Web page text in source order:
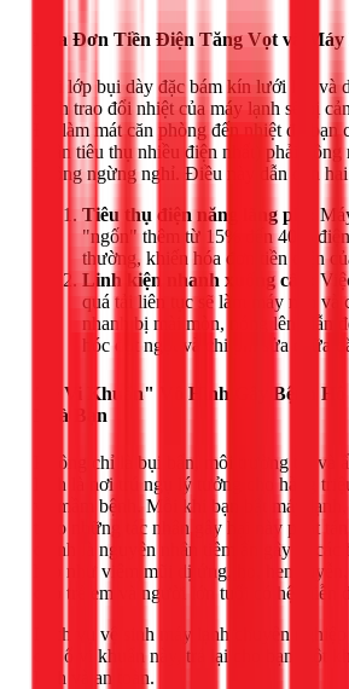
Hóa Đơn Tiền Điện Tăng Vọt và
Khi lớp bụi dày đặc bám kín lưới lọc và
trình trao đổi nhiệt của máy lạnh sẽ bị
Để làm mát căn phòng đến nhiệt độ bạn
phận tiêu thụ nhiều điện nhất) phải gồng
không ngừng nghỉ. Điều này dẫn đến
Tiêu thụ điện năng lãng phí:
"ngốn" thêm từ 15% đến 40%
thường, khiến hóa đơn tiền điện
Linh kiện nhanh xuống cấp:
quá tải liên tục sẽ làm máy nén và
nhanh bị mài mòn, nóng lên, dẫn
hóc đột ngột và chi phí sửa chữa
"Ổ Vi Khuẩn" Vô Hình Gây Bệnh
Nhà Bạn
Không chỉ là bụi bẩn, môi trường tối và
lạnh là nơi trú ngụ lý tưởng cho hàng
và mầm bệnh. Mỗi khi bạn bật máy
theo những tác nhân gây hại này phát
chính là nguyên nhân tiềm ẩn gây ra
hấp như viêm mũi dị ứng, ho, hen
cho trẻ em và người lớn tuổi có hệ miễn
Dịch vụ vệ sinh máy lạnh chuyên
các ổ vi khuẩn này, trả lại cho bạn một
lành và an toàn.